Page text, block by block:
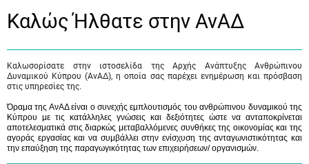
Καλώς Ήλθατε στην ΑνΑΔ
Καλωσορίσατε στην ιστοσελίδα της Αρχής Ανάπτυξης Ανθρώπινου
Δυναμικού Κύπρου (ΑνΑΔ), η οποία σας παρέχει ενημέρωση και πρόσβαση
στις υπηρεσίες της.
Όραμα της ΑνΑΔ είναι ο συνεχής εμπλουτισμός του ανθρώπινου δυναμικού της
Κύπρου με τις κατάλληλες γνώσεις και δεξιότητες ώστε να ανταποκρίνεται
αποτελεσματικά στις διαρκώς μεταβαλλόμενες συνθήκες της οικονομίας και της
αγοράς εργασίας και να συμβάλλει στην ενίσχυση της ανταγωνιστικότητας και
την επαύξηση της παραγωγικότητας των επιχειρήσεων/ οργανισμών.